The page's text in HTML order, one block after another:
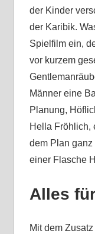
der Kinder
der Karibik.
Spielfilm ein,
vor kurzem
Männer eine
Planung,
Hella Fröhlich,
dem Plan
einer Flasche
Alles
Mit dem